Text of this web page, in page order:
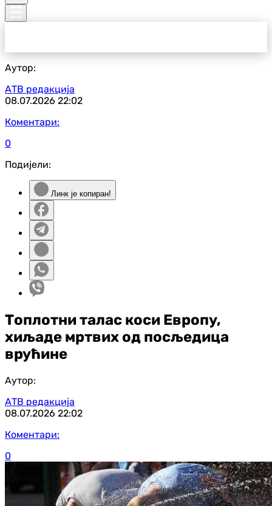
Аутор:
АТВ редакција
08.07.2026 22:02
Коментари:
0
Подијели:
Линк је копиран!
Топлотни талас коси Европу,
хиљаде мртвих од посљедица
врућине
Аутор:
АТВ редакција
08.07.2026 22:02
Коментари:
0